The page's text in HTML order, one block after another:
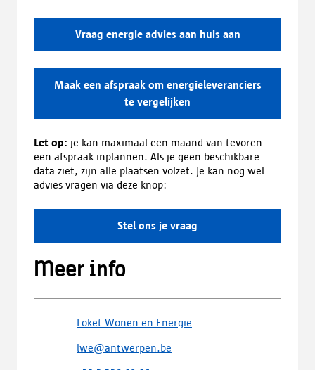
Vraag energie advies aan huis aan
Maak een afspraak om energieleveranciers
te vergelijken
Let op: je kan maximaal een maand van tevoren
een afspraak inplannen. Als je geen beschikbare
data ziet, zijn alle plaatsen volzet. Je kan nog wel
advies vragen via deze knop:
Stel ons je vraag
Meer info
Loket Wonen en Energie
lwe@antwerpen.be